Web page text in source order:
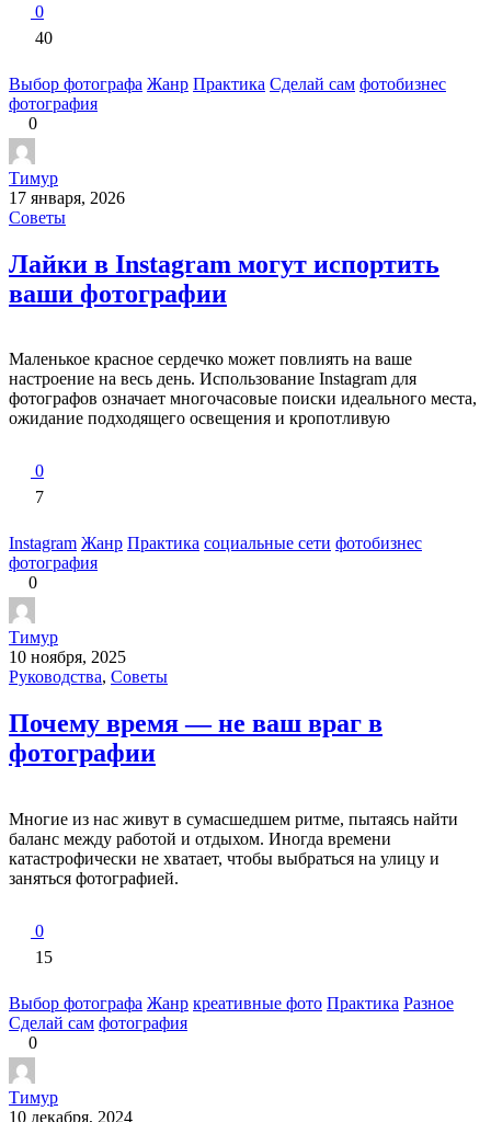
0
40
Выбор фотографа Жанр Практика Сделай сам фотобизнес
фотография
0
Тимур
17 января, 2026
Советы
Лайки в Instagram могут испортить
ваши фотографии
Маленькое красное сердечко может повлиять на ваше
настроение на весь день. Использование Instagram для
фотографов означает многочасовые поиски идеального места,
ожидание подходящего освещения и кропотливую
0
7
Instagram Жанр Практика социальные сети фотобизнес
фотография
0
Тимур
10 ноября, 2025
Руководства, Советы
Почему время — не ваш враг в
фотографии
Многие из нас живут в сумасшедшем ритме, пытаясь найти
баланс между работой и отдыхом. Иногда времени
катастрофически не хватает, чтобы выбраться на улицу и
заняться фотографией.
0
15
Выбор фотографа Жанр креативные фото Практика Разное
Сделай сам фотография
0
Тимур
10 декабря, 2024